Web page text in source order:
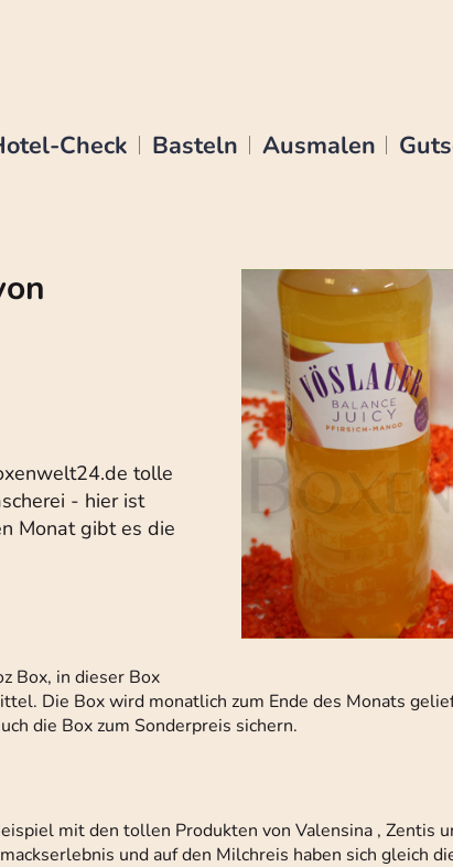
Check Basteln Ausmalen
tolle
- hier ist
Monat gibt es die
Box, in dieser Box
Die Box wird monatlich zum Ende des Monats
die Box zum Sonderpreis sichern.
mit den tollen Produkten von Valensina , Zentis
und auf den Milchreis haben sich gleich